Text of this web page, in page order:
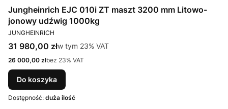
Jungheinrich EJC 010i ZT maszt 3200 mm Litowo-
jonowy udźwig 1000kg
PRODUCENT
JUNGHEINRICH
Cena brutto
31 980,00 złw tym %s VAT
w tym 23% VAT
Cena netto
26 000,00 złbez 23% VAT
Do koszyka
Dostępność: duża ilość